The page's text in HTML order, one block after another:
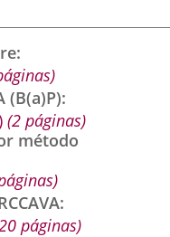
externa.externa.
(B(a)P)
(2 páginas)
método
páginas)